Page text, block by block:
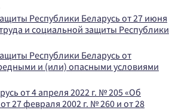
Республики Беларусь от 27 июня
и социальной защиты Республики
Республики Беларусь от
и (или) опасными условиями
от 4 апреля 2022 г. № 205 «Об
27 февраля 2002 г. № 260 и от 28